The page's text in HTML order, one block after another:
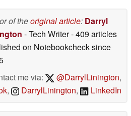
of theoriginal article: Darryl
- Tech Writer- 409 articles
on Notebookchecksince
me via:
@DarrylLinington,
, DarrylLinington, LinkedIn